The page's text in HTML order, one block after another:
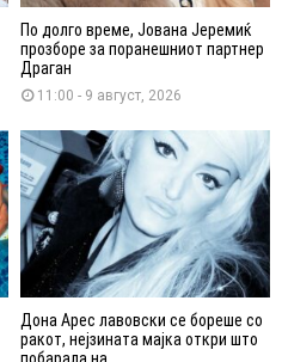
По долго време, Јована Јеремиќ
прозборе за поранешниот партнер
Драган
11:00 - 9 август, 2026
Дона Арес лавовски се бореше со
ракот, нејзината мајка откри што
побарала на...